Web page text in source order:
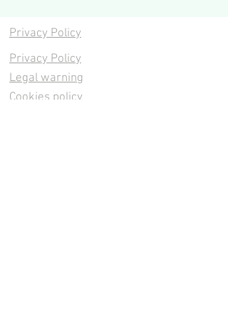
Privacy Policy
Privacy Policy
Legal warning
Cookies policy